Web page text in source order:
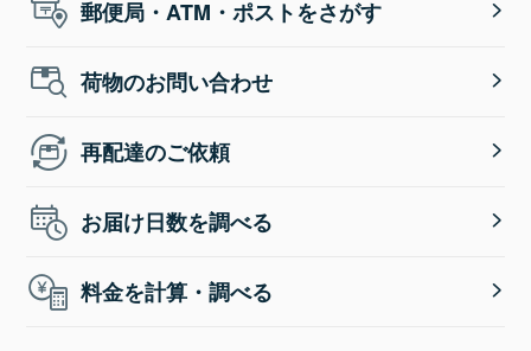
郵便局・ATM・ポストをさがす
荷物のお問い合わせ
再配達のご依頼
お届け日数を調べる
料金を計算・調べる